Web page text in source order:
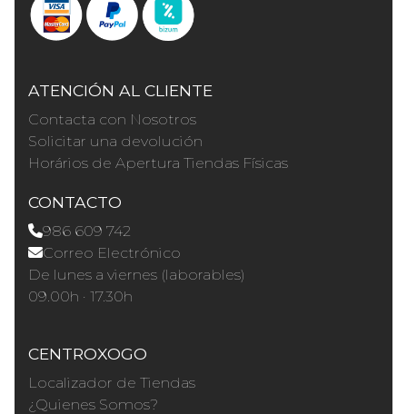
ATENCIÓN AL CLIENTE
Contacta con Nosotros
Solicitar una devolución
Horários de Apertura Tiendas Físicas
CONTACTO
986 609 742
Correo Electrónico
De lunes a viernes (laborables)
09.00h · 17.30h
CENTROXOGO
Localizador de Tiendas
¿Quienes Somos?